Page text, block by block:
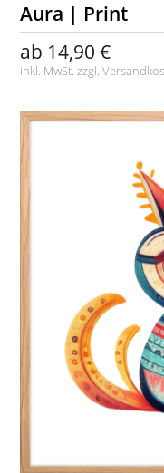
Aura | Print
ab 14,90 €
inkl. MwSt. zzgl.